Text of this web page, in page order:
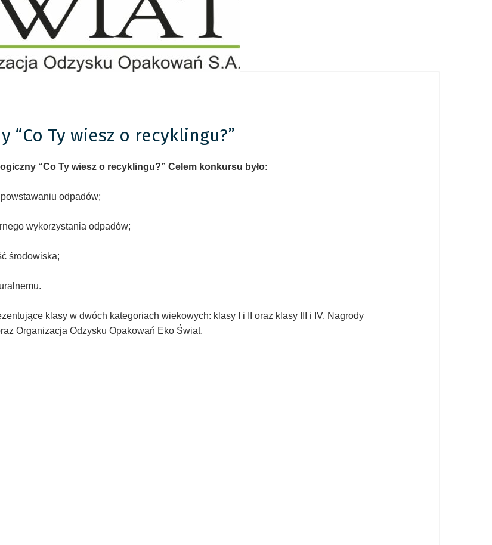
“Co Ty wiesz o recyklingu?”
“Co Ty wiesz o recyklingu?” Celem konkursu było:
odpadów;
wykorzystania odpadów;
środowiska;
klasy w dwóch kategoriach wiekowych: klasy I i II oraz klasy III i IV. Nagrody
Organizacja Odzysku Opakowań Eko Świat.